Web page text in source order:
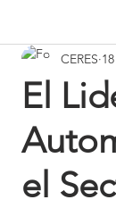
El
el
CERES